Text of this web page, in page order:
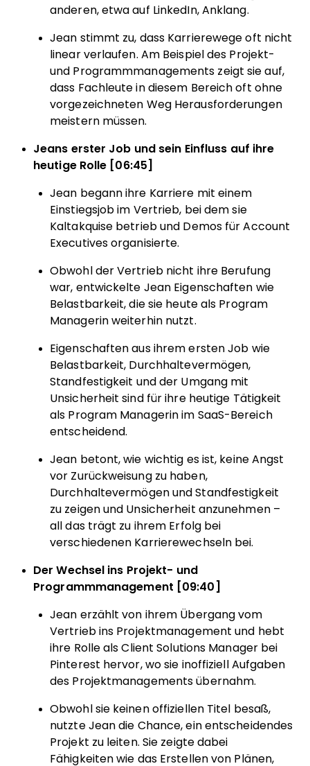
anderen, etwa auf LinkedIn, Anklang.
Jean stimmt zu, dass Karrierewege oft nicht
linear verlaufen. Am Beispiel des Projekt-
und Programmmanagements zeigt sie auf,
dass Fachleute in diesem Bereich oft ohne
vorgezeichneten Weg Herausforderungen
meistern müssen.
Jeans erster Job und sein Einfluss auf ihre
heutige Rolle [06:45]
Jean begann ihre Karriere mit einem
Einstiegsjob im Vertrieb, bei dem sie
Kaltakquise betrieb und Demos für Account
Executives organisierte.
Obwohl der Vertrieb nicht ihre Berufung
war, entwickelte Jean Eigenschaften wie
Belastbarkeit, die sie heute als Program
Managerin weiterhin nutzt.
Eigenschaften aus ihrem ersten Job wie
Belastbarkeit, Durchhaltevermögen,
Standfestigkeit und der Umgang mit
Unsicherheit sind für ihre heutige Tätigkeit
als Program Managerin im SaaS-Bereich
entscheidend.
Jean betont, wie wichtig es ist, keine Angst
vor Zurückweisung zu haben,
Durchhaltevermögen und Standfestigkeit
zu zeigen und Unsicherheit anzunehmen –
all das trägt zu ihrem Erfolg bei
verschiedenen Karrierewechseln bei.
Der Wechsel ins Projekt- und
Programmmanagement [09:40]
Jean erzählt von ihrem Übergang vom
Vertrieb ins Projektmanagement und hebt
ihre Rolle als Client Solutions Manager bei
Pinterest hervor, wo sie inoffiziell Aufgaben
des Projektmanagements übernahm.
Obwohl sie keinen offiziellen Titel besaß,
nutzte Jean die Chance, ein entscheidendes
Projekt zu leiten. Sie zeigte dabei
Fähigkeiten wie das Erstellen von Plänen,